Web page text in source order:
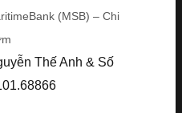
(MSB) – Chi
Thế Anh & Số